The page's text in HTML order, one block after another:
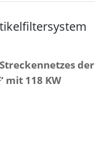
der
mit 118 KW